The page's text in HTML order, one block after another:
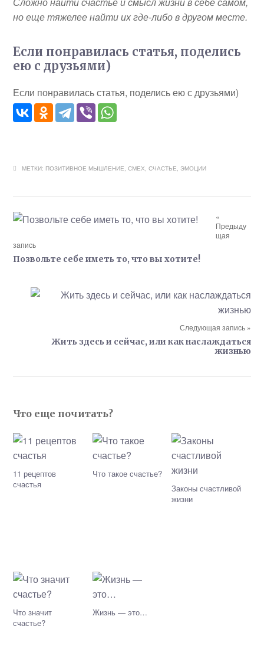
но еще тяжелее найти их где-либо в другом месте.
Если понравилась статья, поделись
ею с друзьями)
Если понравилась статья, поделись ею с друзьями)
МЕТКИ: ПОЗИТИВНОЕ МЫШЛЕНИЕ,СМЕХ,СЧАСТЬЕ, ЭМОЦИИ
«
Предыду
щая
запись
Позвольте себе иметь то, что вы хотите!
Следующая запись »
Жить здесь и сейчас, или как наслаждаться
жизнью
Что еще почитать?
11 рецептов
счастья
Что такое счастье?
Законы счастливой
жизни
Что значит
счастье?
Жизнь — это…